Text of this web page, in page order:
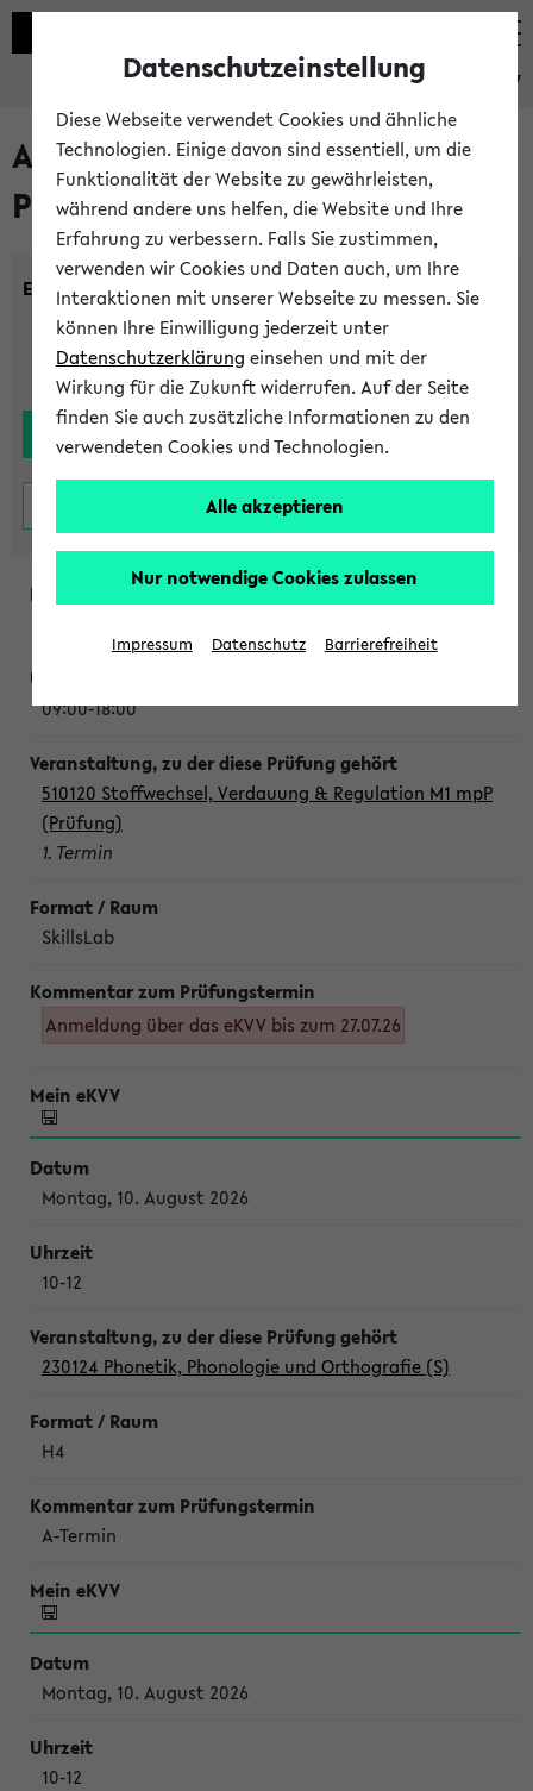
eKVV
Alle noch stattfindenden
Prüfungen
Einrichtung:
09:00-18:00
510120 Stoffwechsel, Verdauung & Regulation M1 mpP
(Prüfung)
1. Termin
SkillsLab
Anmeldung über das eKVV bis zum 27.07.26
Montag, 10. August 2026
10-12
230124 Phonetik, Phonologie und Orthografie (S)
H4
A-Termin
Montag, 10. August 2026
10-12
Datenschutzeinstellung
Diese Webseite verwendet Cookies und ähnliche
Technologien. Einige davon sind essentiell, um die
Funktionalität der Website zu gewährleisten,
während andere uns helfen, die Website und Ihre
Erfahrung zu verbessern. Falls Sie zustimmen,
verwenden wir Cookies und Daten auch, um Ihre
Interaktionen mit unserer Webseite zu messen. Sie
können Ihre Einwilligung jederzeit unter
Datenschutzerklärung einsehen und mit der
Wirkung für die Zukunft widerrufen. Auf der Seite
finden Sie auch zusätzliche Informationen zu den
verwendeten Cookies und Technologien.
Alle akzeptieren
Nur notwendige Cookies zulassen
Impressum Datenschutz Barrierefreiheit